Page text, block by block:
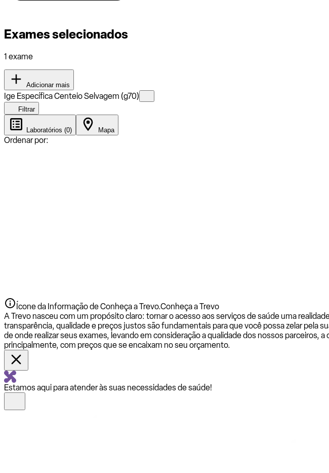
Exames selecionados
1 exame
Adicionar mais
Ige Específica Centeio Selvagem (g70)
Filtrar
Laboratórios (0) Mapa
Ordenar por:
Ícone da Informação de Conheça a Trevo.Conheça a Trevo
A Trevo nasceu com um propósito claro: tornar o acesso aos serviços de saúde uma
transparência, qualidade e preços justos são fundamentais para que você possa zelar pela
de onde realizar seus exames, levando em consideração a qualidade dos nossos
principalmente, com preços que se encaixam no seu orçamento.
Estamos aqui para atender às suas necessidades de saúde!